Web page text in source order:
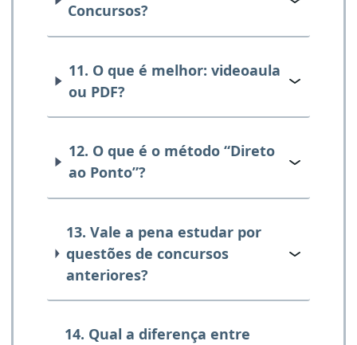
Concursos?
11. O que é melhor: videoaula
ou PDF?
12. O que é o método “Direto
ao Ponto”?
13. Vale a pena estudar por
questões de concursos
anteriores?
14. Qual a diferença entre